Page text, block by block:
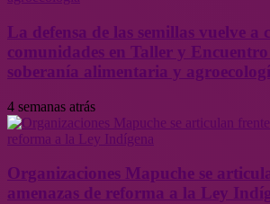
La defensa de las semillas vuelve a
comunidades en Taller y
soberanía alimentaria y
4 semanas atrás
Organizaciones Mapuche se
amenazas de reforma a la Ley